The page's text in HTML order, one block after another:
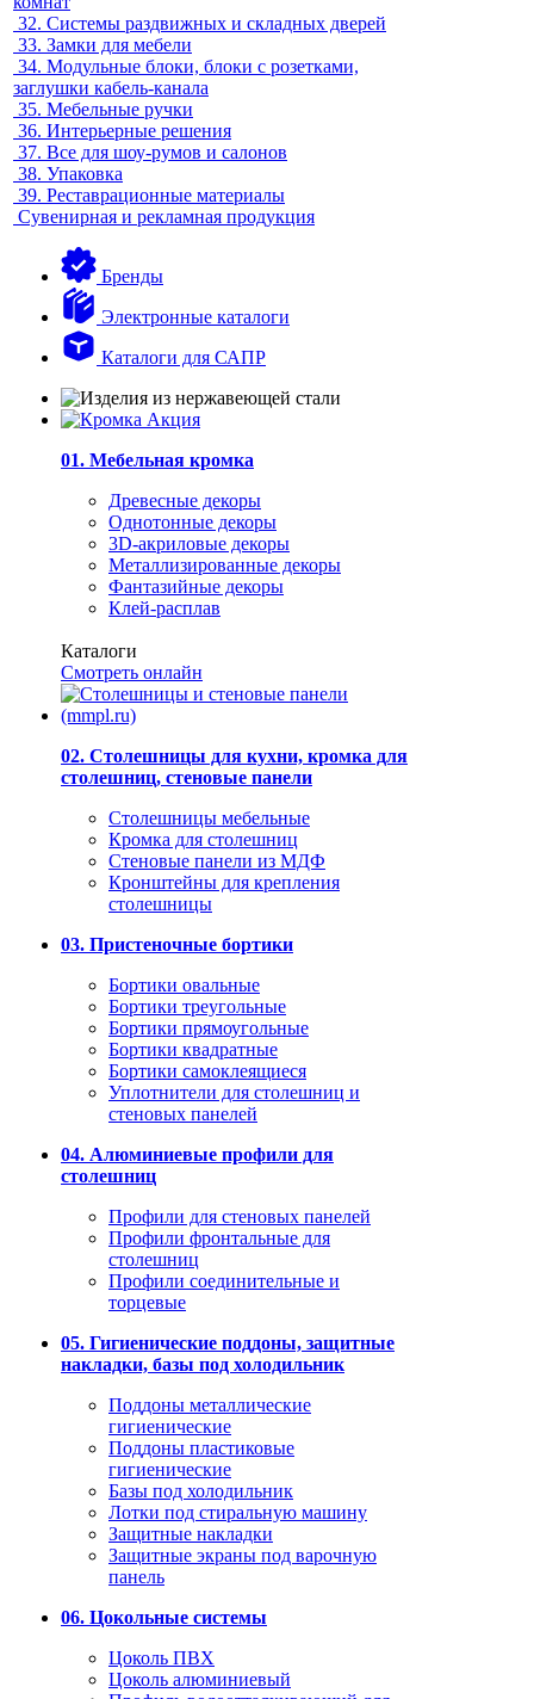
32. Системы раздвижных и складных дверей
33. Замки для мебели
34. Модульные блоки, блоки с розетками,
заглушки кабель-канала
35. Мебельные ручки
36. Интерьерные решения
37. Все для шоу-румов и салонов
38. Упаковка
39. Реставрационные материалы
Сувенирная и рекламная продукция
Бренды
Электронные каталоги
Каталоги для САПР
01. Мебельная кромка
Древесные декоры
Однотонные декоры
3D-акриловые декоры
Металлизированные декоры
Фантазийные декоры
Клей-расплав
Каталоги
Смотреть онлайн
02. Столешницы для кухни, кромка для
столешниц, стеновые панели
Столешницы мебельные
Кромка для столешниц
Стеновые панели из МДФ
Кронштейны для крепления
столешницы
03. Пристеночные бортики
Бортики овальные
Бортики треугольные
Бортики прямоугольные
Бортики квадратные
Бортики самоклеящиеся
Уплотнители для столешниц и
стеновых панелей
04. Алюминиевые профили для
столешниц
Профили для стеновых панелей
Профили фронтальные для
столешниц
Профили соединительные и
торцевые
05. Гигиенические поддоны, защитные
накладки, базы под холодильник
Поддоны металлические
гигиенические
Поддоны пластиковые
гигиенические
Базы под холодильник
Лотки под стиральную машину
Защитные накладки
Защитные экраны под варочную
панель
06. Цокольные системы
Цоколь ПВХ
Цоколь алюминиевый